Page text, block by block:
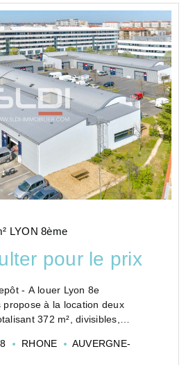
LYON 8ème
pour le prix
- A louer Lyon 8e
propose à la location deux
372 m², divisibles,
de Lyon. Ces lo...
RHONE
AUVERGNE-